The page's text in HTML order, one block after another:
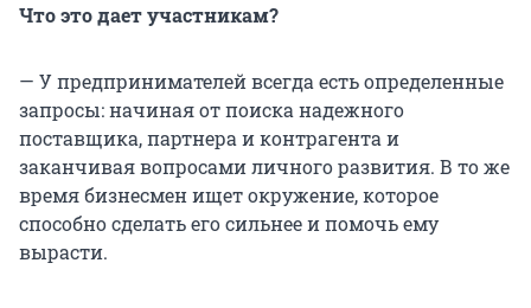
Что это дает участникам?
— У предпринимателей всегда есть определенные
запросы: начиная от поиска надежного
поставщика, партнера и контрагента и
заканчивая вопросами личного развития. В то же
время бизнесмен ищет окружение, которое
способно сделать его сильнее и помочь ему
вырасти.